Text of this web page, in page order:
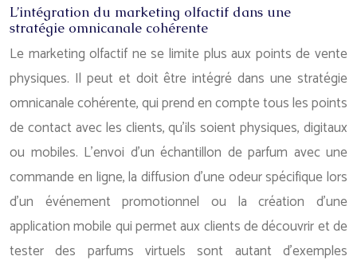
L’intégration du marketing olfactif dans une
stratégie omnicanale cohérente
Le marketing olfactif ne se limite plus aux points de vente
physiques. Il peut et doit être intégré dans une stratégie
omnicanale cohérente, qui prend en compte tous les points
de contact avec les clients, qu’ils soient physiques, digitaux
ou mobiles. L’envoi d’un échantillon de parfum avec une
commande en ligne, la diffusion d’une odeur spécifique lors
d’un événement promotionnel ou la création d’une
application mobile qui permet aux clients de découvrir et de
tester des parfums virtuels sont autant d’exemples